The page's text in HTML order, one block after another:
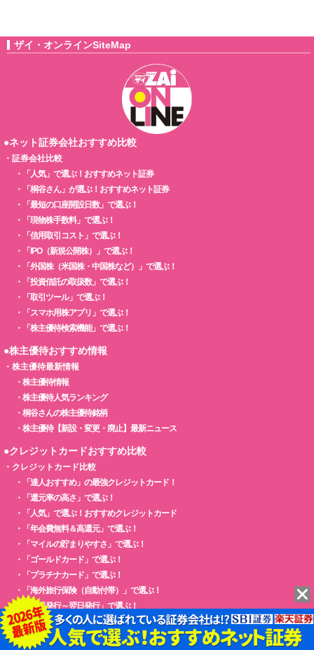
ザイ・オンラインSiteMap
●ネット証券会社おすすめ比較
・ 証券会社比較
・
「人気」で選ぶ！おすすめネット証券
・
「桐谷さん」が選ぶ！おすすめネット証券
・
「最短の口座開設日数」で選ぶ！
・
「現物株手数料」で選ぶ！
・
「信用取引コスト」で選ぶ！
・
「IPO（新規公開株）」で選ぶ！
・
「外国株（米国株・中国株など）」で選ぶ！
・
「投資信託の取扱数」で選ぶ！
・
「取引ツール」で選ぶ！
・
「スマホ用株アプリ」で選ぶ！
・
「株主優待検索機能」で選ぶ！
●株主優待おすすめ情報
・ 株主優待最新情報
・ 株主優待情報
・ 株主優待人気ランキング
・ 桐谷さんの株主優待銘柄
・ 株主優待【新設・変更・廃止】最新ニュース
●クレジットカードおすすめ比較
・ クレジットカード比較
・
「達人おすすめ」の最強クレジットカード！
・
「還元率の高さ」で選ぶ！
・
「人気」で選ぶ！おすすめクレジットカード
・
「年会費無料＆高還元」で選ぶ！
・
「マイルの貯まりやすさ」で選ぶ！
・
「ゴールドカード」で選ぶ！
・
「プラチナカード」で選ぶ！
・
「海外旅行保険（自動付帯）」で選ぶ！
「即日発行～翌日発行」で選ぶ！
・「ETCカード」で選ぶ！
・ アメリカン・エキスプレスおすすめ比較